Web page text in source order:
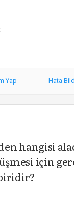
Yap Hata
hangisi
için